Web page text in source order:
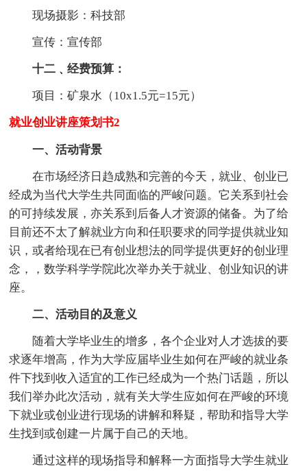
现场摄影：科技部
宣传：宣传部
十二﹑经费预算：
项目：矿泉水（10x1.5元=15元）
就业创业讲座策划书2
一、活动背景
在市场经济日趋成熟和完善的今天，就业、创业已
经成为当代大学生共同面临的严峻问题。它关系到社会
的可持续发展，亦关系到后备人才资源的储备。为了给
目前还不太了解就业方向和任职要求的同学提供就业知
识，或者给现在已有创业想法的同学提供更好的创业理
念，，数学科学学院此次举办关于就业、创业知识的讲
座。
二、活动目的及意义
随着大学毕业生的增多，各个企业对人才选拔的要
求逐年增高，作为大学应届毕业生如何在严峻的就业条
件下找到收入适宜的工作已经成为一个热门话题，所以
我们举办此次活动，就有关大学生应如何在严峻的环境
下就业或创业进行现场的讲解和释疑，帮助和指导大学
生找到或创建一片属于自己的天地。
通过这样的现场指导和解释一方面指导大学生就业